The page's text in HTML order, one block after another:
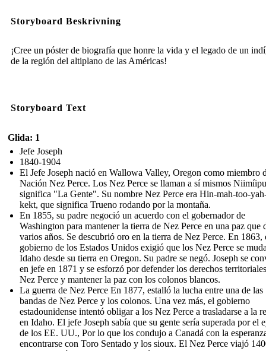
Storyboard Beskrivning
¡Cree un póster de biografía que honre la vida y el legado de un
de la región del altiplano de las Américas!
Storyboard Text
Glida: 1
Jefe Joseph
1840-1904
El Jefe Joseph nació en Wallowa Valley, Oregon como miembro
Nación Nez Perce. Los Nez Perce se llaman a sí mismos
significa "La Gente". Su nombre Nez Perce era Hin-mah-too-
kekt, que significa Trueno rodando por la montaña.
En 1855, su padre negoció un acuerdo con el gobernador de
Washington para mantener la tierra de Nez Perce en una paz que
varios años. Se descubrió oro en la tierra de Nez Perce. En 1863,
gobierno de los Estados Unidos exigió que los Nez Perce se
Idaho desde su tierra en Oregon. Su padre se negó. Joseph se
en jefe en 1871 y se esforzó por defender los derechos
Nez Perce y mantener la paz con los colonos blancos.
La guerra de Nez Perce En 1877, estalló la lucha entre una de las
bandas de Nez Perce y los colonos. Una vez más, el gobierno
estadounidense intentó obligar a los Nez Perce a trasladarse a la
en Idaho. El jefe Joseph sabía que su gente sería superada por el
de los EE. UU., Por lo que los condujo a Canadá con la
encontrarse con Toro Sentado y los sioux. El Nez Perce viajó